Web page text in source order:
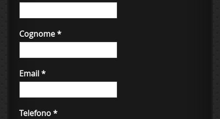
Cognome*
Email*
Telefono*